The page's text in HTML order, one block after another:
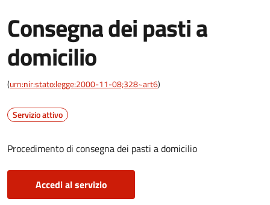
Consegna dei pasti a
domicilio
(urn:nir:stato:legge:2000-11-08;328~art6)
Servizio attivo
Procedimento di consegna dei pasti a domicilio
Accedi al servizio